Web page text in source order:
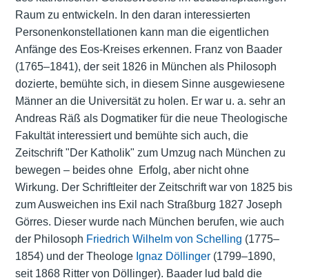
Raum zu entwickeln. In den daran interessierten
Personenkonstellationen kann man die eigentlichen
Anfänge des Eos-Kreises erkennen. Franz von Baader
(1765–1841), der seit 1826 in München als Philosoph
dozierte, bemühte sich, in diesem Sinne ausgewiesene
Männer an die Universität zu holen. Er war u. a. sehr an
Andreas Räß als Dogmatiker für die neue Theologische
Fakultät interessiert und bemühte sich auch, die
Zeitschrift "Der Katholik" zum Umzug nach München zu
bewegen – beides ohne Erfolg, aber nicht ohne
Wirkung. Der Schriftleiter der Zeitschrift war von 1825 bis
zum Ausweichen ins Exil nach Straßburg 1827 Joseph
Görres. Dieser wurde nach München berufen, wie auch
der Philosoph Friedrich Wilhelm von Schelling (1775–
1854) und der Theologe Ignaz Döllinger(1799–1890,
seit 1868 Ritter von Döllinger). Baader lud bald die